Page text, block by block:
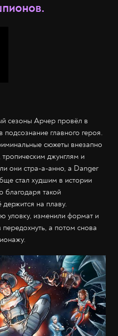
сезоны Арчер провёл в
главного героя.
сюжеты внезапно
джунглям и
они стра-а-анно, а Danger
стал худшим в истории
такой
на плаву.
уловку, изменили формат и
а потом снова